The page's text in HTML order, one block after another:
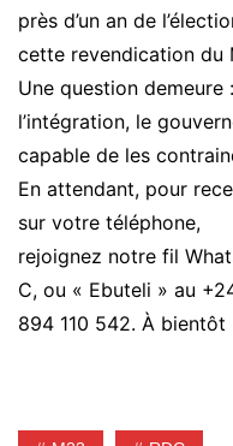
près d’un an de
cette revendication du
Une question
l’intégration, le
capable de les
En attendant, pour
sur votre téléphone,
rejoignez notre fil
C, ou « Ebuteli » au
894 110 542. À bientôt